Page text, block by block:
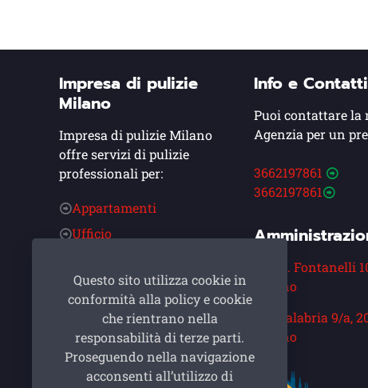
Impresa di pulizie
Milano
Impresa di pulizie Milano
offre servizi di pulizie
professionali per:
Appartamenti
Ufficio
Alberghi
Post Cantiere
Asilo Nido
Ristoranti
Info e Contatti
Puoi contattare la
Agenzia per un
3662197861
3662197861
Via A. Fontanelli
Milano
Via Calabria 9/a,
Milano
Questo sito utilizza cookie in
conformità alla policy e cookie
che rientrano nella
responsabilità di terze parti.
Proseguendo nella navigazione
acconsenti all’utilizzo di